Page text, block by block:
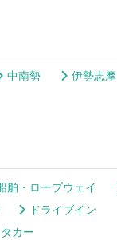
中南勢 伊勢志摩
舶・ロープウェイ
ドライブイン
カー